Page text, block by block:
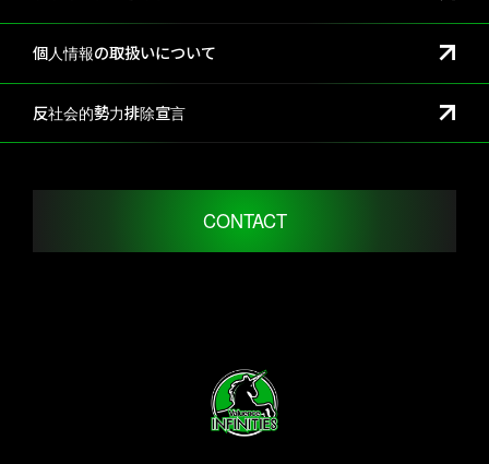
CONTACT
個人情報の取扱いについて
反社会的勢力排除宣言